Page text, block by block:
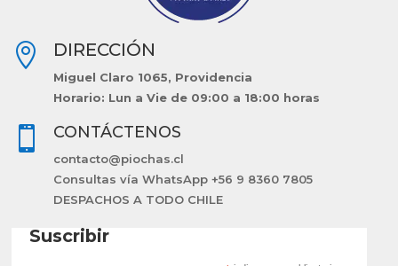
 DIRECCIÓN
Miguel Claro 1065, Providencia
Horario: Lun a Vie de 09:00 a 18:00 horas
 CONTÁCTENOS
contacto@piochas.cl
Consultas vía WhatsApp +56 9 8360 7805
DESPACHOS A TODO CHILE
Suscribir